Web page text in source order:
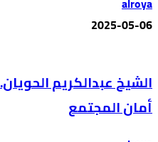
2025-05-06
الشيخ عبدالكريم
أمان المجتمع